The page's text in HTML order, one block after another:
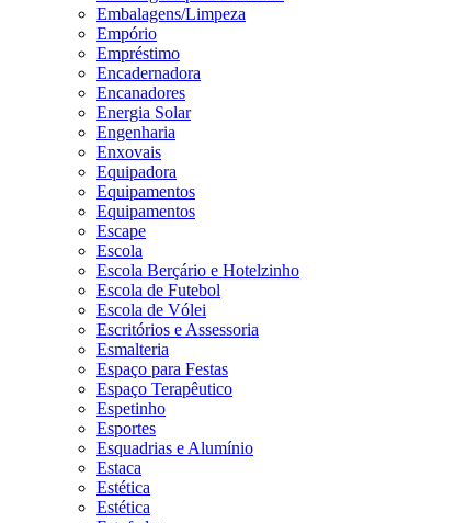
Embalagens/Limpeza
Empório
Empréstimo
Encadernadora
Encanadores
Energia Solar
Engenharia
Enxovais
Equipadora
Equipamentos
Equipamentos
Escape
Escola
Escola Berçário e Hotelzinho
Escola de Futebol
Escola de Vólei
Escritórios e Assessoria
Esmalteria
Espaço para Festas
Espaço Terapêutico
Espetinho
Esportes
Esquadrias e Alumínio
Estaca
Estética
Estética